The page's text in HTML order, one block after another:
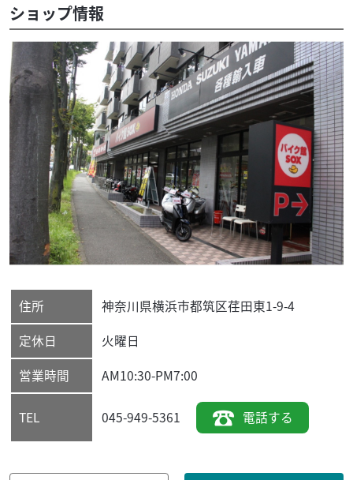
ショップ情報
住所 神奈川県横浜市都筑区荏田東1-9-4
定休日
火曜日
営業時間
AM10:30-PM7:00
TEL 045-949-5361 電話する